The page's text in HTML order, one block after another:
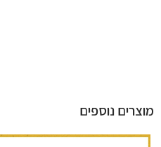
מוצרים נוספים